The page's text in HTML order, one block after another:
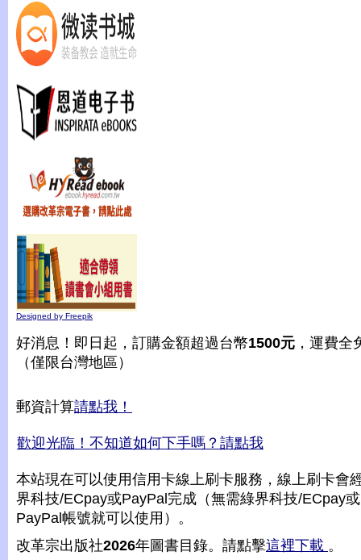
Designed by Freepik
好消息！即日起，訂購金額超過台幣1500元 ，運費全
（僅限台灣地區）
郵資計算請點我！
歡迎光臨！不知道如何下手嗎？請點我
本站現在可以使用信用卡線上刷卡服務，線上刷卡會
界科技/ECpay或PayPal完成（無需綠界科技/ECpay或
PayPal帳號就可以使用）。
改革宗出版社2026年圖書目錄。請點擊這裡下載 。